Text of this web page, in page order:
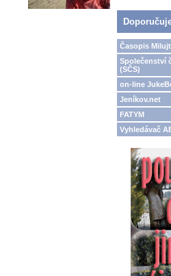
Časopis
Společenství
(SČS)
on-line
Jeníkov.net
FATYM
Vyhledávač